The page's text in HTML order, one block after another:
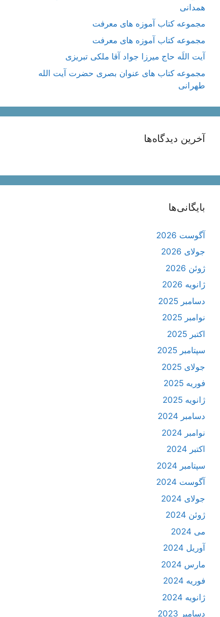
همدانی
مجموعه کتاب آموزه های معرفت
مجموعه کتاب آموزه های معرفت
آیت اللَه حاج میرزا جواد آقا ملکی تبریزی
مجموعه کتاب های عنوان بصری حضرت آیت الله
طهرانی
آخرین دیدگاه‌ها
بایگانی‌ها
آگوست 2026
جولای 2026
ژوئن 2026
ژانویه 2026
دسامبر 2025
نوامبر 2025
اکتبر 2025
سپتامبر 2025
جولای 2025
فوریه 2025
ژانویه 2025
دسامبر 2024
نوامبر 2024
اکتبر 2024
سپتامبر 2024
آگوست 2024
جولای 2024
ژوئن 2024
می 2024
آوریل 2024
مارس 2024
فوریه 2024
ژانویه 2024
دسامبر 2023